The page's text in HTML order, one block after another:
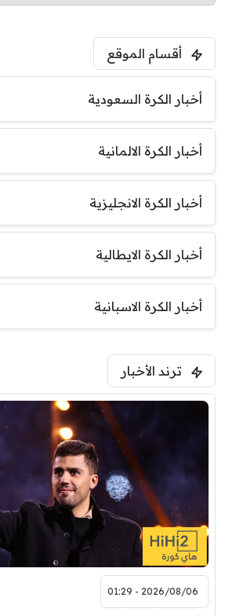
أقسام الموقع
أخبار الكرة السعودية
أخبار الكرة الالمانية
أخبار الكرة الانجليزية
أخبار الكرة الايطالية
أخبار الكرة الاسبانية
ترند الأخبار
2026/08/06 - 01:29